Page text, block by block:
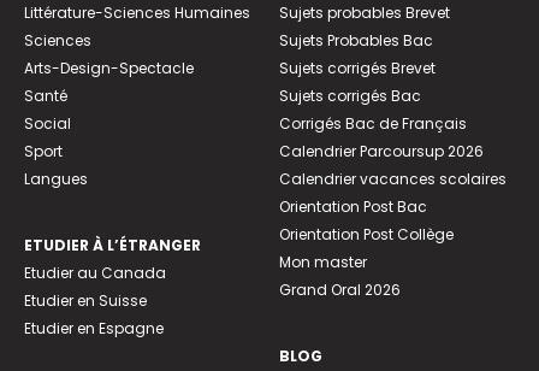
Littérature-Sciences Humaines
Sciences
Arts-Design-Spectacle
Santé
Social
Sport
Langues
ETUDIER À L’ÉTRANGER
Etudier au Canada
Etudier en Suisse
Etudier en Espagne
Sujets probables Brevet
Sujets Probables Bac
Sujets corrigés Brevet
Sujets corrigés Bac
Corrigés Bac de Français
Calendrier Parcoursup 2026
Calendrier vacances scolaires
Orientation Post Bac
Orientation Post Collège
Mon master
Grand Oral 2026
BLOG